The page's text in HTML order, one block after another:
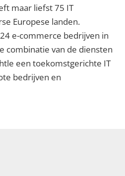
maar liefst 75 IT
Europese landen.
e-commerce bedrijven in
combinatie van de diensten
een toekomstgerichte IT
bedrijven en